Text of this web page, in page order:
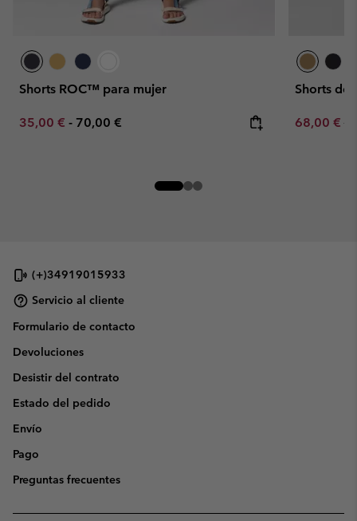
Shorts ROC™ para mujer
Minimum sale price:
35,00 € - Maximum price:
70,00 €
Shorts de
Sale price:
68,00 €
(+)34919015933
Servicio al cliente
Formulario de contacto
Devoluciones
Desistir del contrato
Estado del pedido
Envío
Pago
Preguntas frecuentes